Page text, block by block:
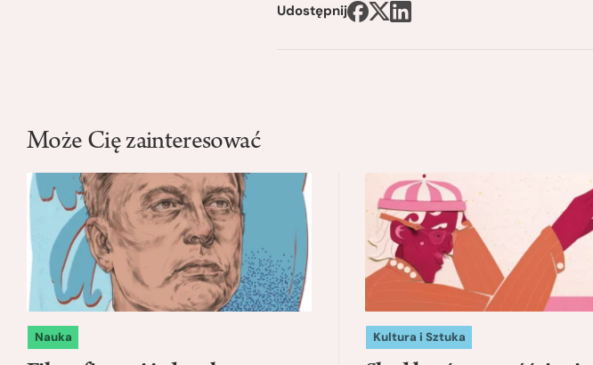
Udostępnij
Może Cię zainteresować
Nauka Kultura i Sztuka